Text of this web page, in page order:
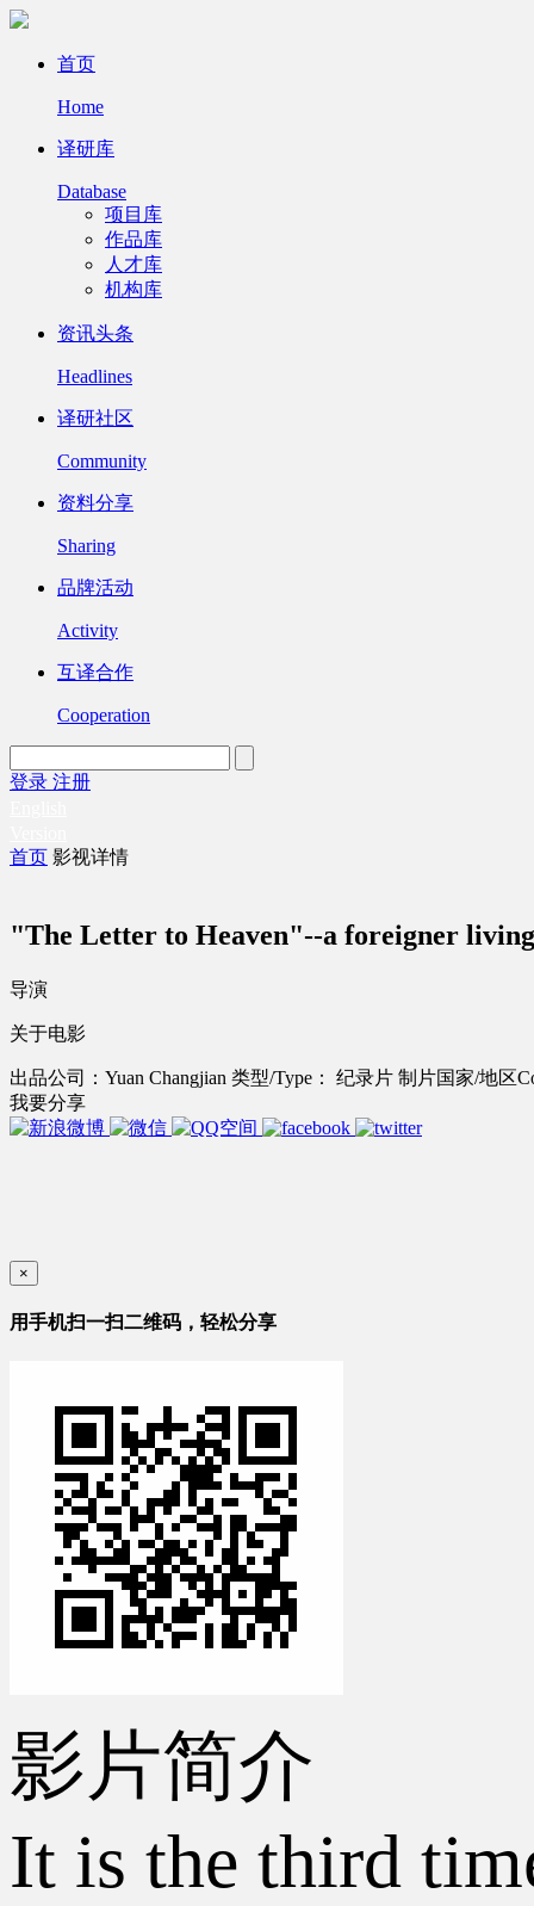
首页
Home
译研库
Database
项目库
作品库
人才库
机构库
资讯头条
Headlines
译研社区
Community
资料分享
Sharing
品牌活动
Activity
互译合作
Cooperation
登录 注册
首页 影视详情
"The Letter to Heaven"--a foreigner
导演
关于电影
出品公司：Yuan Changjian 类型/Type： 纪录片 制片国家/地区
我要分享
×
用手机扫一扫二维码，轻松分享
影片简介
It is the third